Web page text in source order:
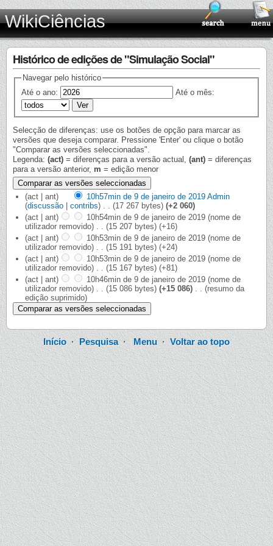
WikiCiências
Histórico de edições de "Simulação Social"
Navegar pelo histórico
Até o ano:
Até o mês:
Selecção de diferenças: use os botões de opção para marcar as
versões que deseja comparar. Pressione 'Enter' ou clique o botão
"Comparar as versões seleccionadas".
Legenda: (act) = diferenças para a versão actual, (ant) = diferenças
para a versão anterior, m = edição menor
(act | ant) 10h57min de 9 de janeiro de 2019 Admin
(discussão | contribs) (17 267 bytes) (+2 060)
(act | ant)
10h54min de 9 de janeiro de 2019 (nome de
utilizador removido)
(15 207 bytes) (+16)
(act | ant)
10h53min de 9 de janeiro de 2019 (nome de
utilizador removido)
(15 191 bytes) (+24)
(act | ant)
10h53min de 9 de janeiro de 2019 (nome de
utilizador removido)
(15 167 bytes) (+81)
(act | ant)
10h46min de 9 de janeiro de 2019 (nome de
utilizador removido)
(15 086 bytes) (+15 086)
(resumo da
edição suprimido)
Início· Pesquisa·Menu·Voltar ao topo